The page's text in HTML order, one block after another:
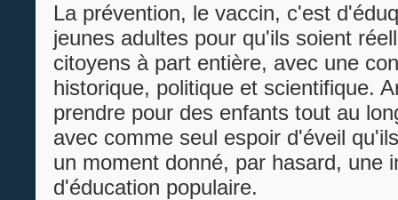
La prévention, le vaccin, c'est
jeunes adultes pour qu'ils soient
citoyens à part entière, avec une
historique, politique et scientifique.
prendre pour des enfants tout au
avec comme seul espoir d'éveil
un moment donné, par hasard, une
d'éducation populaire.